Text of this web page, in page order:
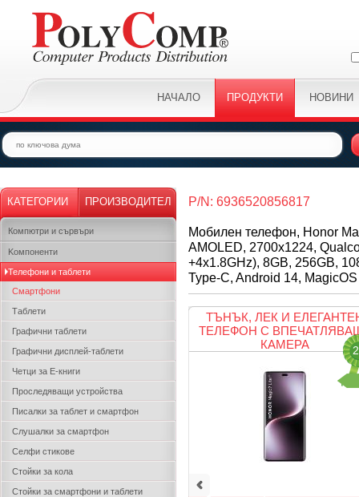
НАЧАЛО ПРОДУКТИ НОВИНИ
КАТЕГОРИИ ПРОИЗВОДИТЕЛ
Компютри и сървъри
Kомпоненти
Телефони и таблети
Смартфони
Таблети
Графични таблети
Графични дисплей-таблети
Четци за Е-книги
Проследяващи устройства
Писалки за таблет и смартфон
Слушалки за смартфон
Селфи стикове
Стойки за кола
Стойки за смартфони и таблети
P/N: 6936520856817
Мобилен телефон, Honor
AMOLED, 2700x1224,
+4x1.8GHz), 8GB, 256GB,
Type-C, Android 14,
ТЪНЪК, ЛЕК И
ТЕЛЕФОН С
КАМЕРА